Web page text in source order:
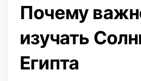
Почему
изучать
Египта